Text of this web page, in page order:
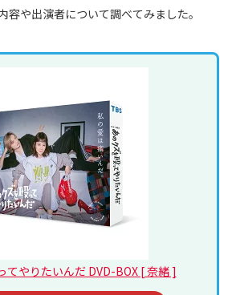
容や出演者について調べてみました。
てやりたいんだ DVD-BOX [ 奈緒 ]